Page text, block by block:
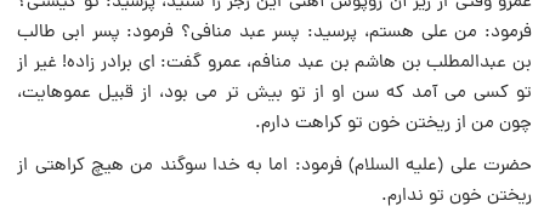
فرمود: من على هستم، پرسيد: پسر عبد منافى؟ فرمود: پسر ابى طالب
بن عبدالمطلب بن هاشم بن عبد منافم، عمرو گفت: اى برادر زاده! غير از
تو کسى مى آمد که سن او از تو بیش تر می بود، از قبيل عموهايت،
چون من از ريختن خون تو کراهت دارم.
حضرت علی (عليه السلام) فرمود: اما به خدا سوگند من هيچ کراهتى از
ريختن خون تو ندارم.